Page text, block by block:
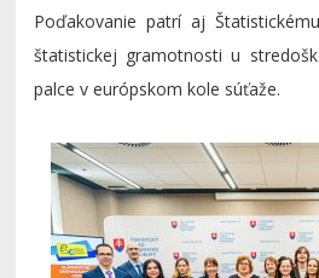
Poďakovanie patrí aj
štatistickej gramotnosti u
palce v európskom kole súťaže.